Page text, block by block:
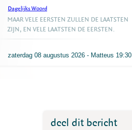
Dagelijks Woord
zaterdag 08 augustus 2026 - Matteus 19:30
MAAR VELE EERSTEN ZULLEN DE LAATSTEN
ZIJN, EN VELE LAATSTEN DE EERSTEN.
deel dit bericht